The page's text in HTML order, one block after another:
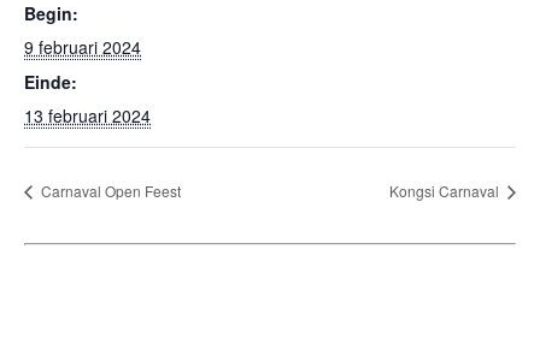
Begin:
9 februari 2024
Einde:
13 februari 2024
Carnaval Open Feest Kongsi Carnaval